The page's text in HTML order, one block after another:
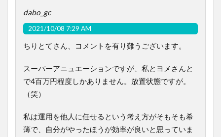
dabo_gc
2021/10/08 7:29 AM
ちりとてさん、コメントを有り難うございます。
スーパーアニュエーションですが、私とヨメさんと
で4百万円程度しかありません。放置状態ですが。
（笑）
私は運用を他人に任せるという考え方がそもそも希
薄で、自分がやったほうが効率が良いと思っていま